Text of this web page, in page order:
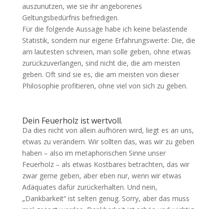
auszunutzen, wie sie ihr angeborenes
Geltungsbedürfnis befriedigen.
Für die folgende Aussage habe ich keine belastende
Statistik, sondern nur eigene Erfahrungswerte: Die, die
am lautesten schreien, man solle geben, ohne etwas
zurückzuverlangen, sind nicht die, die am meisten
geben. Oft sind sie es, die am meisten von dieser
Philosophie profitieren, ohne viel von sich zu geben.
Dein Feuerholz ist wertvoll.
Da dies nicht von allein aufhören wird, liegt es an uns,
etwas zu verändern. Wir sollten das, was wir zu geben
haben – also im metaphorischen Sinne unser
Feuerholz – als etwas Kostbares betrachten, das wir
zwar gerne geben, aber eben nur, wenn wir etwas
Adäquates dafür zurückerhalten. Und nein,
„Dankbarkeit“ ist selten genug. Sorry, aber das muss